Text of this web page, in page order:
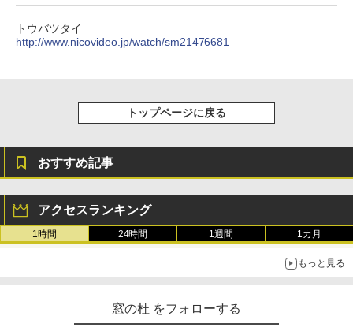
トウバツタイ
http://www.nicovideo.jp/watch/sm21476681
トップページに戻る
おすすめ記事
アクセスランキング
1時間 24時間 1週間 1カ月
もっと見る
窓の杜 をフォローする